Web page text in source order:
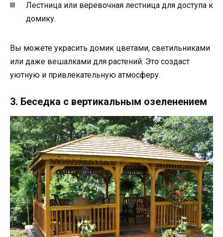
Лестница или веревочная лестница для доступа к
домику.
Вы можете украсить домик цветами, светильниками
или даже вешалками для растений. Это создаст
уютную и привлекательную атмосферу.
3. Беседка с вертикальным озеленением